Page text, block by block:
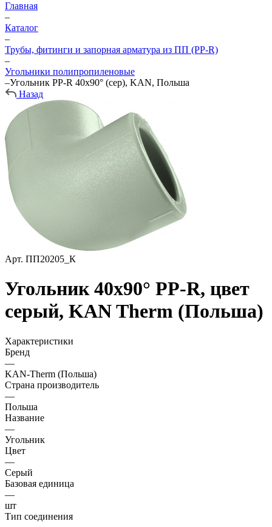
Главная
–
Каталог
–
Трубы, фитинги и запорная арматура из ПП (PP-R)
–
Угольники полипропиленовые
–Угольник PP-R 40х90° (сер), KAN, Польша
Назад
Арт. ПП20205_К
Угольник 40х90° PP-R, цвет
серый, KAN Therm (Польша)
Характеристики
Бренд
—
KAN-Therm (Польша)
Страна производитель
—
Польша
Название
—
Угольник
Цвет
—
Серый
Базовая единица
—
шт
Тип соединения